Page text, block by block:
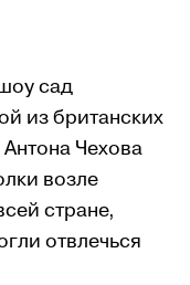
сад
из британских
Чехова
возле
стране,
отвлечься